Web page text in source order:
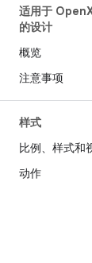
适用于 Open
的设计
概览
注意事项
样式
比例、样式和
动作